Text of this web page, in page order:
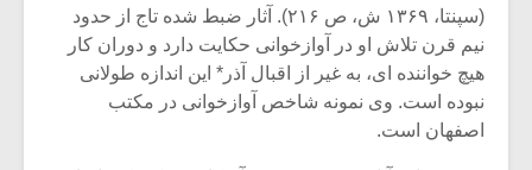
(سپنتا، ۱۳۶۹ ش، ص ۲۱۶). آثار ضبط شده تاج از حدود
نیم قرن تلاش او در آوازخوانی حکایت دارد و دوران کار
هیچ خواننده ای، به غیر از اقبال آذر* این اندازه طولانی
نبوده است. وی نمونه شاخص آوازخوانی در مکتب
اصفهان است.